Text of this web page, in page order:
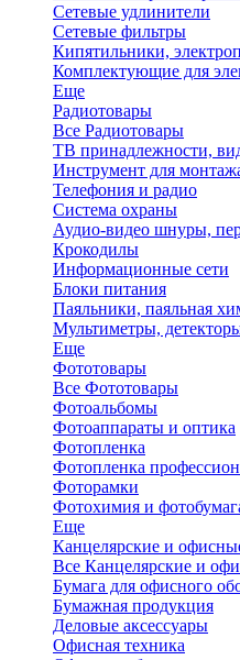
Сетевые удлинители
Сетевые фильтры
Кипятильники,
Комплектующие для
Еще
Радиотовары
Все Радиотовары
ТВ принадлежности,
Инструмент для
Телефония и радио
Система охраны
Аудио-видео шнуры,
Крокодилы
Информационные сети
Блоки питания
Паяльники, паяльная
Мультиметры,
Еще
Фототовары
Все Фототовары
Фотоальбомы
Фотоаппараты и оптика
Фотопленка
Фотопленка
Фоторамки
Фотохимия и
Еще
Канцелярские и
Все Канцелярские и
Бумага для офисного
Бумажная продукция
Деловые аксессуары
Офисная техника